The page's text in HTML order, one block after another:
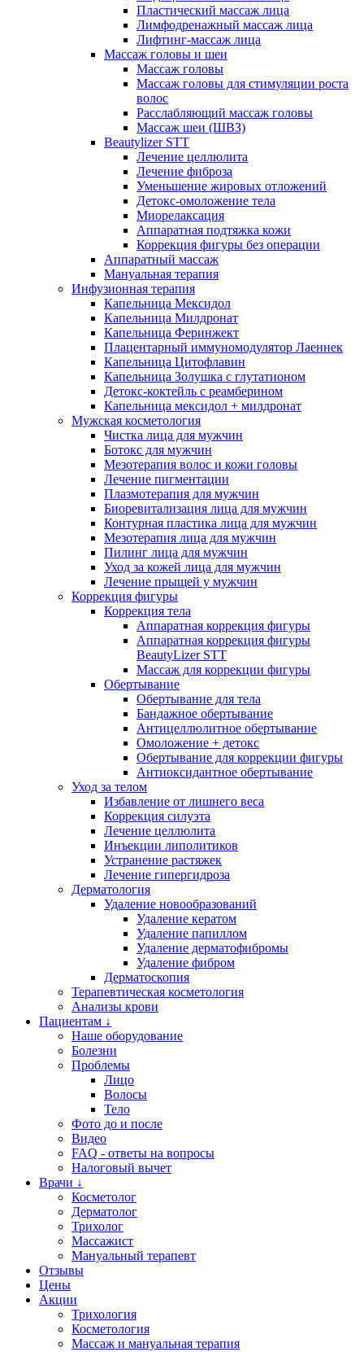
Пластический массаж лица
Лимфодренажный массаж лица
Лифтинг-массаж лица
Массаж головы и шеи
Массаж головы
Массаж головы для стимуляции роста
волос
Расслабляющий массаж головы
Массаж шеи (ШВЗ)
Beautylizer STT
Лечение целлюлита
Лечение фиброза
Уменьшение жировых отложений
Детокс-омоложение тела
Миорелаксация
Аппаратная подтяжка кожи
Коррекция фигуры без операции
Аппаратный массаж
Мануальная терапия
Инфузионная терапия
Капельница Мексидол
Капельница Милдронат
Капельница Феринжект
Плацентарный иммуномодулятор Лаеннек
Капельница Цитофлавин
Капельница Золушка с глутатионом
Детокс-коктейль с реамберином
Капельница мексидол + милдронат
Мужская косметология
Чистка лица для мужчин
Ботокс для мужчин
Мезотерапия волос и кожи головы
Лечение пигментации
Плазмотерапия для мужчин
Биоревитализация лица для мужчин
Контурная пластика лица для мужчин
Мезотерапия лица для мужчин
Пилинг лица для мужчин
Уход за кожей лица для мужчин
Лечение прыщей у мужчин
Коррекция фигуры
Коррекция тела
Аппаратная коррекция фигуры
Аппаратная коррекция фигуры
BeautyLizer STT
Массаж для коррекции фигуры
Обертывание
Обертывание для тела
Бандажное обертывание
Антицеллюлитное обертывание
Омоложение + детокс
Обертывание для коррекции фигуры
Антиоксидантное обертывание
Уход за телом
Избавление от лишнего веса
Коррекция силуэта
Лечение целлюлита
Инъекции липолитиков
Устранение растяжек
Лечение гипергидроза
Дерматология
Удаление новообразований
Удаление кератом
Удаление папиллом
Удаление дерматофибромы
Удаление фибром
Дерматоскопия
Терапевтическая косметология
Анализы крови
Пациентам ↓
Наше оборудование
Болезни
Проблемы
Лицо
Волосы
Тело
Фото до и после
Видео
FAQ - ответы на вопросы
Налоговый вычет
Врачи ↓
Косметолог
Дерматолог
Трихолог
Массажист
Мануальный терапевт
Отзывы
Цены
Акции
Трихология
Косметология
Массаж и мануальная терапия